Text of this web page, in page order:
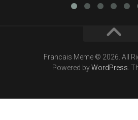
Francais Meme © 2026. All
Powered byWordPress .